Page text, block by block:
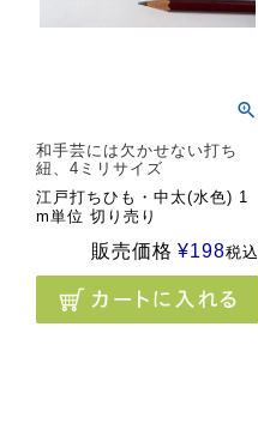
和手芸には欠かせない打ち
紐、4ミリサイズ
江戸打ちひも・中太(水色) 1
m単位 切り売り
販売価格 ¥198税込